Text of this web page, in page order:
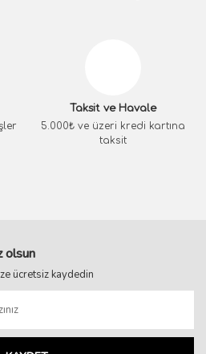
Taksit ve Havale
5.000₺ ve üzeri kredi kartına
taksit
olsun
ücretsiz kaydedin